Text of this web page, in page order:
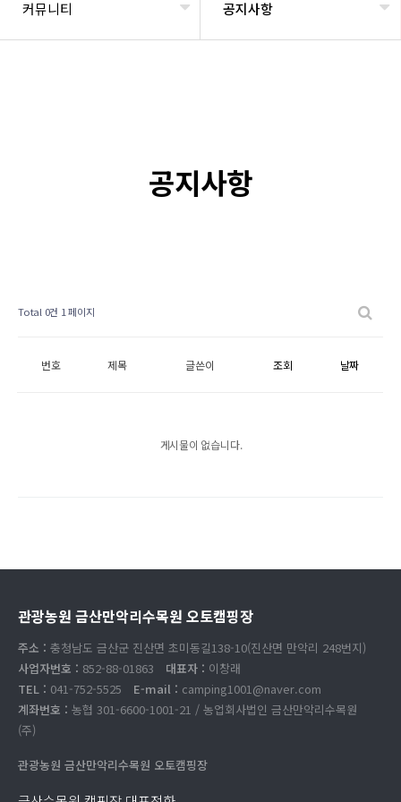
커뮤니티 공지사항
공지사항
Total 0건 1 페이지
번호 제목 글쓴이 조회 날짜
게시물이 없습니다.
관광농원 금산만악리수목원 오토캠핑장
주소 : 충청남도 금산군 진산면 초미동길138-10(진산면 만악리 248번지)
사업자번호 : 852-88-01863 대표자 : 이창래
TEL : 041-752-5525 E-mail : camping1001@naver.com
계좌번호 : 농협 301-6600-1001-21 / 농업회사법인 금산만악리수목원
(주)
관광농원 금산만악리수목원 오토캠핑장